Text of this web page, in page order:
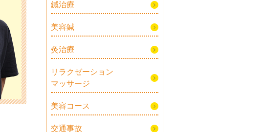
鍼治療
美容鍼
灸治療
リラクゼーション
マッサージ
美容コース
交通事故